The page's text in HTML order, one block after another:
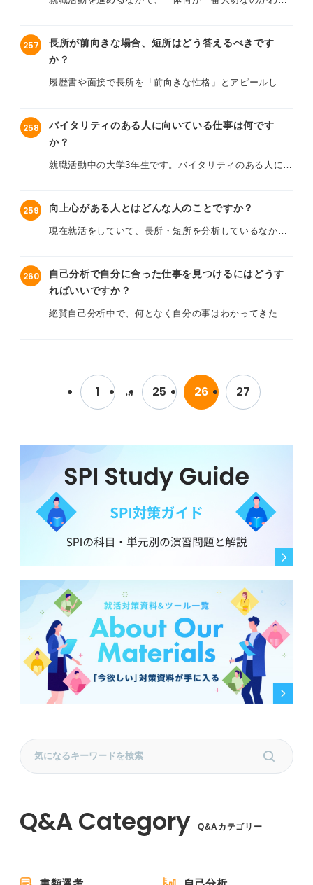
かせください。
自己分析を深めていくうちに、やりたいことは見つかる
ものなのでしょうか？ やりたいことを見つけるために、
ドバイスをお願いします。
自己分析や企業研究、エントリーシート（ES）作成、
SPI対策、面接対策など、やるべきことは本当に多くあ
また、多くの就活生が陥りがちな間違いや、後悔しやす
257
長所が前向きな場合、短所はどう答えるべきです
か？
履歴書や面接で長所を「前向きな性格」とアピールした
すか？
長所と短所は表裏一体だと聞きますが、自己PRで話した
盾していると感じられたりしないか心配です。
長所として前向きさをアピールしつつ、短所も矛盾なく
ば良いでしょうか？ 具体的な表現や注意点があれば教え
てください。
258
バイタリティのある人に向いている仕事は何です
か？
就職活動中の大学3年生です。バイタリティのある人に向
自己分析をするなかで、自分の強みは「バイタリティが
あること」だと感じています。部活動やアルバイトで困
が、バイタリティがある人がどんな仕事で活躍できるの
かがあまり想像できません。
営業職のように目標達成意欲が求められる仕事なのか
また、バイタリティのある人が仕事を選ぶ際にどんな点
を意識すれば良いか、アドバイスをいただけると嬉しい
259 向上心がある人とはどんな人のことですか？
現在就活をしていて、長所・短所を分析しているなかで
実際企業が求める「向上心がある人」というのは、具体
的にどのような人のことを指すのでしょうか？ 常に高み
い」と心に決めていますが、これも向上心といえるので
しょうか。私は目立つタイプではなく、大きな目標を掲
ようなタイプが「向上心がある」といえるのか、教えて
いただけると幸いです。
260
自己分析で自分に合った仕事を見つけるにはどうす
ればいいですか？
絶賛自己分析中で、何となく自分の事はわかってきた気
そんなにいろいろな仕事を知っているわけでもないし、
社会人経験のない自分に詳しい職種が想像できるわけも
なく、仕事を絞り切れません。
ど、もっといろいろなことにも活用できるような自己分
析のポイントなども教えていただけますと幸いです。
1 … 25 26 27
Q&Aカテゴリー